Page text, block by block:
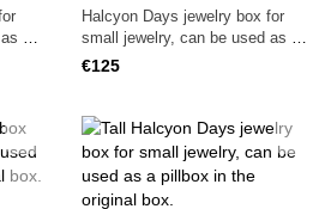
a
Halcyon Days jewelry box for
small jewelry, can be used as a
pillbox in the original box.
€125